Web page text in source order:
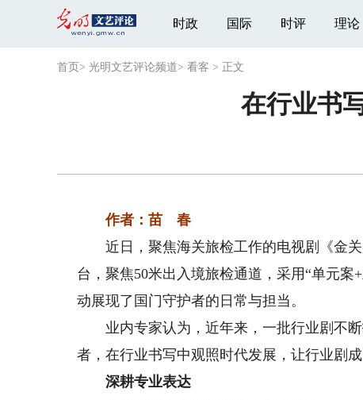
时政 国际 时评 理论
首页 > 光明文艺评论频道> 看客 > 正文
在行业书
作者：苗 春
近日，聚焦海关旅检工作的电视剧《金关
台，聚焦50米出入境旅检通道，采用“单元
动展现了国门守护者的日常与担当。
业内专家认为，近年来，一批行业剧不断
者，在行业书写中观照时代发展，让行业剧
深耕专业表达